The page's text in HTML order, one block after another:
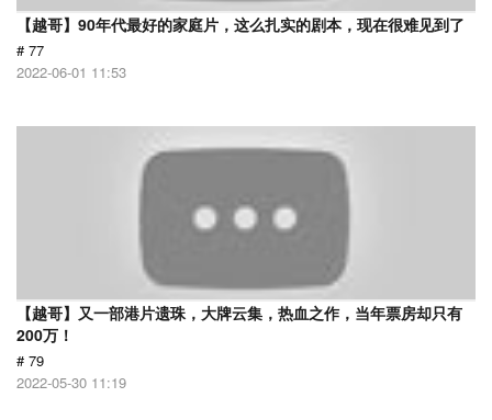
【越哥】90年代最好的家庭片，这么扎实的剧本，现在很难见到了
# 77
2022-06-01 11:53
【越哥】又一部港片遗珠，大牌云集，热血之作，当年票房却只有
200万！
# 79
2022-05-30 11:19